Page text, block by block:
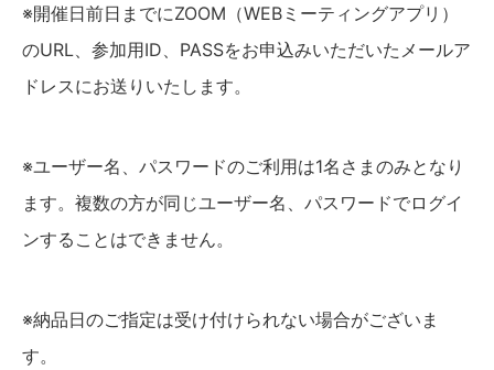
※開催日前日までにZOOM（WEBミーティングアプリ）
のURL、参加用ID、PASSをお申込みいただいたメールア
ドレスにお送りいたします。
※ユーザー名、パスワードのご利用は1名さまのみとなり
ます。複数の方が同じユーザー名、パスワードでログイ
ンすることはできません。
※納品日のご指定は受け付けられない場合がございま
す。